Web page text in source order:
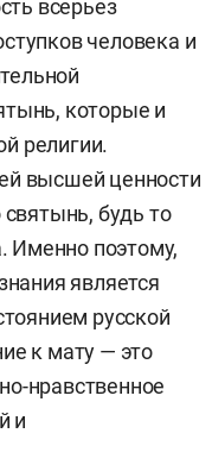
всерьез
человека и
которые и
религии.
высшей ценности
будь то
Именно поэтому,
является
русской
к мату — это
нравственное
и